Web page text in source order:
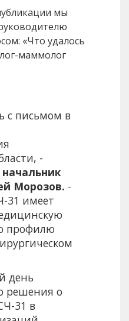
мы
«Что удалось
маммолог
с письмом в
-
Морозов. -
31 имеет
профилю
день
решения о
31 в